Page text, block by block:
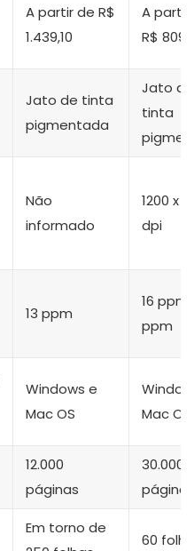
A partir de R$
1.439,10
A partir
R$
Jato de tinta
pigmentada
Jato de
tinta
Não
informado
1200 x
dpi
13 ppm
16 ppm
ppm
Windows e
Mac OS
Mac OS
12.000
páginas
30.000
páginas
Em torno de
60